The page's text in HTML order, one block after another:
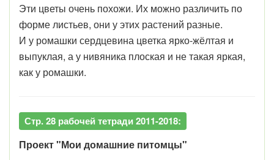
Эти цветы очень похожи. Их можно различить по
форме листьев, они у этих растений разные.
И у ромашки сердцевина цветка ярко-жёлтая и
выпуклая, а у нивяника плоская и не такая яркая,
как у ромашки.
Стр. 28 рабочей тетради 2011-2018:
Проект "Мои домашние питомцы"